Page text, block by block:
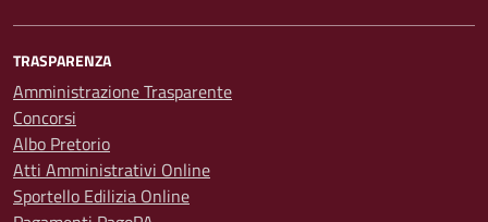
TRASPARENZA
Amministrazione Trasparente
Concorsi
Albo Pretorio
Atti Amministrativi Online
Sportello Edilizia Online